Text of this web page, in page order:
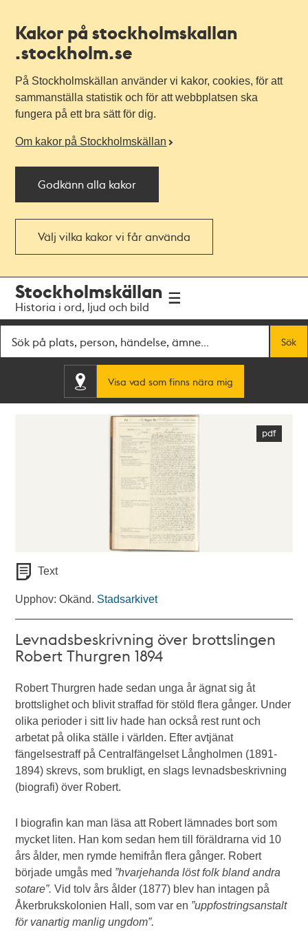
Kakor på stockholmskallan
.stockholm.se
På Stockholmskällan använder vi kakor, cookies, för att
sammanställa statistik och för att webbplatsen ska
fungera på ett bra sätt för dig.
Om kakor på Stockholmskällan
Godkänn alla kakor
Välj vilka kakor vi får använda
navigationen
huvudinnehållet
Stockholmskällan
Historia i ord, ljud och bild
Sök
Visa vad som finns nära mig
Text
Upphov: Okänd. Stadsarkivet
Levnadsbeskrivning över brottslingen
Robert Thurgren 1894
Robert Thurgren hade sedan unga år ägnat sig åt
brottslighet och blivit straffad för stöld flera gånger. Under
olika perioder i sitt liv hade han också rest runt och
arbetat på olika ställe i världen. Efter avtjänat
fängelsestraff på Centralfängelset Långholmen (1891-
1894) skrevs, som brukligt, en slags levnadsbeskrivning
(biografi) över Robert.
I biografin kan man läsa att Robert lämnades bort som
mycket liten. Han kom sedan hem till föräldrarna vid 10
års ålder, men rymde hemifrån flera gånger. Robert
började umgås med ”hvarjehanda löst folk bland andra
sotare”. Vid tolv års ålder (1877) blev han intagen på
Åkerbrukskolonien Hall, som var en ”uppfostringsanstalt
för vanartig manlig ungdom”.